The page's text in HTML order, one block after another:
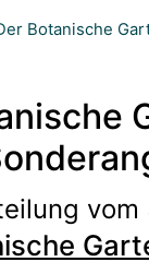
Botanische
vom